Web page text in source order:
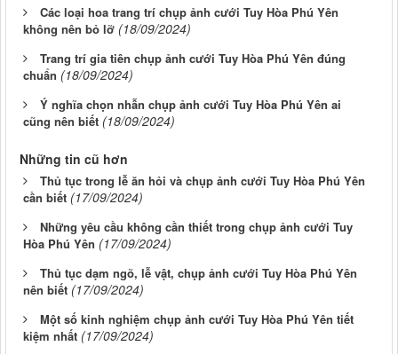
Các loại hoa trang trí chụp ảnh cưới Tuy Hòa Phú Yên
không nên bỏ lỡ (18/09/2024)
Trang trí gia tiên chụp ảnh cưới Tuy Hòa Phú Yên đúng
chuẩn (18/09/2024)
Ý nghĩa chọn nhẫn chụp ảnh cưới Tuy Hòa Phú Yên ai
cũng nên biết (18/09/2024)
Những tin cũ hơn
Thủ tục trong lễ ăn hỏi và chụp ảnh cưới Tuy Hòa Phú Yên
cần biết (17/09/2024)
Những yêu cầu không cần thiết trong chụp ảnh cưới Tuy
Hòa Phú Yên (17/09/2024)
Thủ tục dạm ngõ, lễ vật, chụp ảnh cưới Tuy Hòa Phú Yên
nên biết (17/09/2024)
Một số kinh nghiệm chụp ảnh cưới Tuy Hòa Phú Yên tiết
kiệm nhất (17/09/2024)